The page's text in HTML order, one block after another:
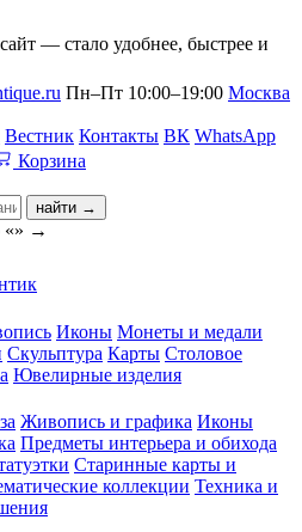
— стало удобнее, быстрее и
Пн–Пт 10:00–19:00 Москва
Вестник Контакты ВК WhatsApp
Корзина
найти →
«» →
Иконы Монеты и медали
Скульптура Карты Столовое
Ювелирные изделия
Живопись и графика Иконы
Предметы интерьера и обихода
Старинные карты и
коллекции Техника и